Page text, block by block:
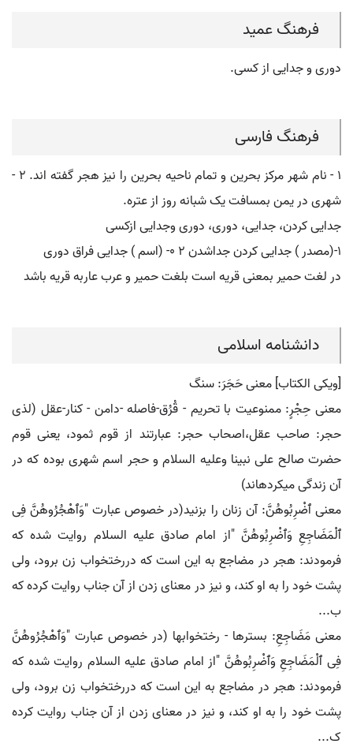
فرهنگ عمید
دوری و جدایی از کسی.
فرهنگ فارسی
۱ - نام شهر مرکز بحرین و تمام ناحیه بحرین را نیز هجر گفته اند. ۲ -
شهری در یمن بمسافت یک شبانه روز از عتره.
جدایی کردن، جدایی، دوری، دوری وجدایی ازکسی
۱-(مصدر ) جدایی کردن جداشدن ۲ ٠- (اسم ) جدایی فراق دوری
در لغت حمیر بمعنی قریه است بلغت حمیر و عرب عاربه قریه باشد
دانشنامه اسلامی
[ویکی الکتاب] معنی حَجَرَ: سنگ
معنی حِجْرٍ: ممنوعیت با تحریم - قُرُق-فاصله -دامن - کنار-عقل (لذی
حجر: صاحب عقل،اصحاب حجر: عبارتند از قوم ثمود، یعنی قوم
حضرت صالح علی نبینا وعلیه السلام و حجر اسم شهری بوده که در
آن زندگی میکردهاند)
معنی ﭐضْرِبُوهُنَّ: آن زنان را بزنید(در خصوص عبارت "وَﭐهْجُرُوهُنَّ فِی
ﭐلْمَضَاجِعِ وَﭐضْرِبُوهُنَّ "از امام صادق علیه السلام روایت شده که
فرمودند: هجر در مضاجع به این است که دررختخواب زن برود، ولی
پشت خود را به او کند، و نیز در معنای زدن از آن جناب روایت کرده که
ب...
معنی مَضَاجِعِ: بسترها - رختخوابها (در خصوص عبارت "وَﭐهْجُرُوهُنَّ
فِی ﭐلْمَضَاجِعِ وَﭐضْرِبُوهُنَّ "از امام صادق علیه السلام روایت شده که
فرمودند: هجر در مضاجع به این است که دررختخواب زن برود، ولی
پشت خود را به او کند، و نیز در معنای زدن از آن جناب روایت کرده
ک...